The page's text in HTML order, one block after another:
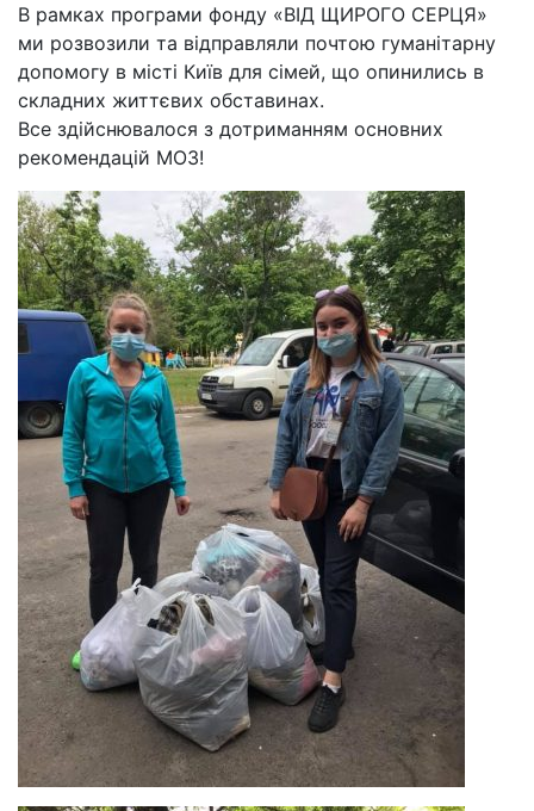
В рамках програми фонду «ВІД ЩИРОГО СЕРЦЯ»
ми розвозили та відправляли почтою гуманітарну
допомогу в місті Київ для сімей, що опинились в
складних життєвих обставинах.
Все здійснювалося з дотриманням основних
рекомендацій МОЗ!